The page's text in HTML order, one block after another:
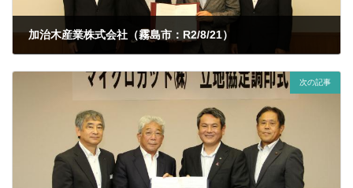
加治木産業株式会社（霧島市：R2/8/21）
次の記事